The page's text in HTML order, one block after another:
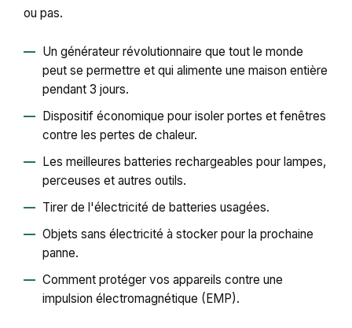
ou pas.
Un générateur révolutionnaire que tout le monde
peut se permettre et qui alimente une maison entière
pendant 3 jours.
Dispositif économique pour isoler portes et fenêtres
contre les pertes de chaleur.
Les meilleures batteries rechargeables pour lampes,
perceuses et autres outils.
Tirer de l'électricité de batteries usagées.
Objets sans électricité à stocker pour la prochaine
panne.
Comment protéger vos appareils contre une
impulsion électromagnétique (EMP).